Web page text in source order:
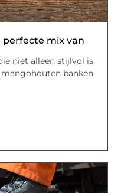
mix van
niet alleen stijlvol is,
banken